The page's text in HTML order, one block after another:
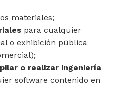
materiales;
para cualquier
o exhibición pública
o realizar ingeniería
software contenido en